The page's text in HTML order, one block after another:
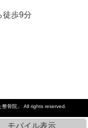
徒歩9分
骨院」 All rights reserved.
モバイル表示